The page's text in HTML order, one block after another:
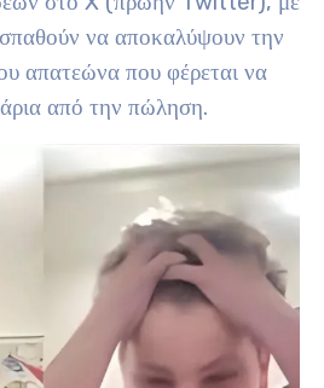
να αποκαλύψουν την
απατεώνα που φέρεται να
από την πώληση.